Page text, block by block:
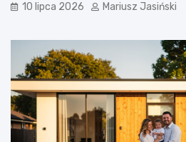
10 lipca 2026 Mariusz Jasiński